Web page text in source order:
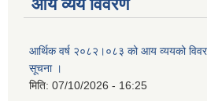
आय व्यय विवरण
आर्थिक वर्ष २०८२।०८३ को आय व्ययको
सूचना ।
मिति: 07/10/2026 - 16:25